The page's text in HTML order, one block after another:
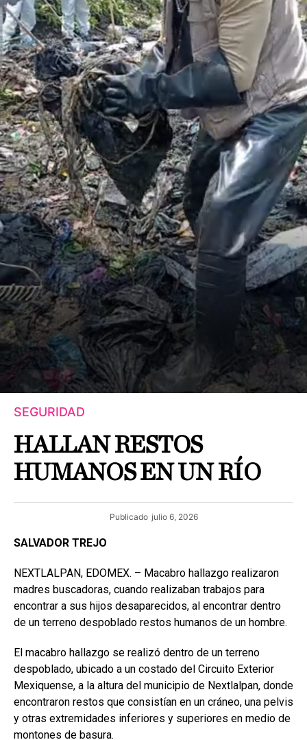
SEGURIDAD
HALLAN RESTOS
HUMANOS EN UN RÍO
Publicado julio 6, 2026
SALVADOR TREJO
NEXTLALPAN, EDOMEX. – Macabro hallazgo realizaron
madres buscadoras, cuando realizaban trabajos para
encontrar a sus hijos desaparecidos, al encontrar dentro
de un terreno despoblado restos humanos de un hombre.
El macabro hallazgo se realizó dentro de un terreno
despoblado, ubicado a un costado del Circuito Exterior
Mexiquense, a la altura del municipio de Nextlalpan, donde
encontraron restos que consistían en un cráneo, una pelvis
y otras extremidades inferiores y superiores en medio de
montones de basura.